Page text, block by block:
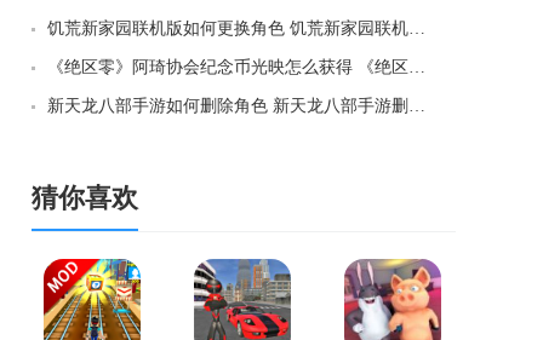
饥荒新家园联机版如何更换角色 饥荒新家园联机版更换角色方法
《绝区零》阿琦协会纪念币光映怎么获得 《绝区零》阿琦协会纪念币光映如何获得
新天龙八部手游如何删除角色 新天龙八部手游删除角色方法
猜你喜欢